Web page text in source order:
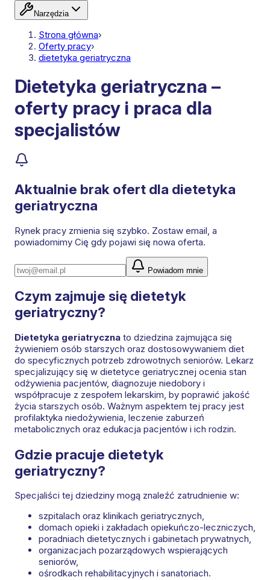
Narzędzia
Strona główna›
Oferty pracy›
dietetyka geriatryczna
Dietetyka geriatryczna –
oferty pracy i praca dla
specjalistów
Aktualnie brak ofert dla dietetyka
geriatryczna
Rynek pracy zmienia się szybko. Zostaw email, a
powiadomimy Cię gdy pojawi się nowa oferta.
Powiadom mnie
Czym zajmuje się dietetyk
geriatryczny?
Dietetyka geriatryczna to dziedzina zajmująca się
żywieniem osób starszych oraz dostosowywaniem diet
do specyficznych potrzeb zdrowotnych seniorów. Lekarz
specjalizujący się w dietetyce geriatrycznej ocenia stan
odżywienia pacjentów, diagnozuje niedobory i
współpracuje z zespołem lekarskim, by poprawić jakość
życia starszych osób. Ważnym aspektem tej pracy jest
profilaktyka niedożywienia, leczenie zaburzeń
metabolicznych oraz edukacja pacjentów i ich rodzin.
Gdzie pracuje dietetyk
geriatryczny?
Specjaliści tej dziedziny mogą znaleźć zatrudnienie w:
szpitalach oraz klinikach geriatrycznych,
domach opieki i zakładach opiekuńczo-leczniczych,
poradniach dietetycznych i gabinetach prywatnych,
organizacjach pozarządowych wspierających
seniorów,
ośrodkach rehabilitacyjnych i sanatoriach.